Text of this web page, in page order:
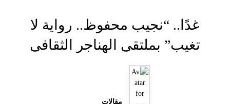
غدًا.. “نجيب محفوظ.. رواية لا
تغيب” بملتقى الهناجر الثقافى
مقالات